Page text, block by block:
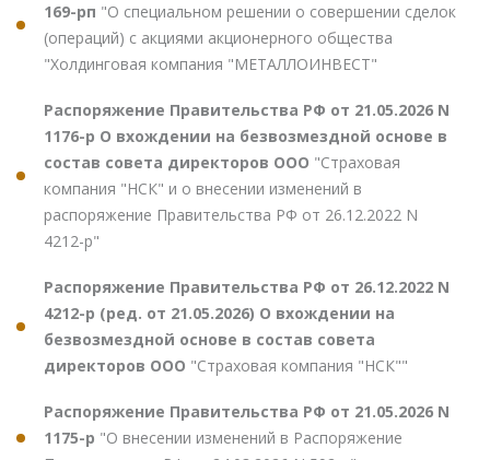
169-рп "О специальном решении о совершении сделок
(операций) с акциями акционерного общества
"Холдинговая компания "МЕТАЛЛОИНВЕСТ"
Распоряжение Правительства РФ от 21.05.2026 N
1176-р О вхождении на безвозмездной основе в
состав совета директоров ООО "Страховая
компания "НСК" и о внесении изменений в
распоряжение Правительства РФ от 26.12.2022 N
4212-р"
Распоряжение Правительства РФ от 26.12.2022 N
4212-р (ред. от 21.05.2026) О вхождении на
безвозмездной основе в состав совета
директоров ООО "Страховая компания "НСК""
Распоряжение Правительства РФ от 21.05.2026 N
1175-р "О внесении изменений в Распоряжение